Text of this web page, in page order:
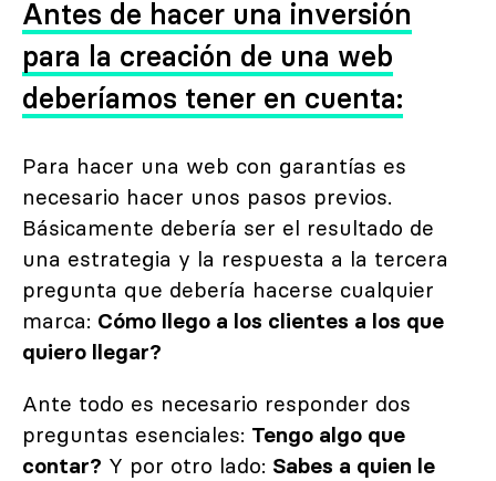
Antes de hacer una inversión
para la creación de una web
deberíamos tener en cuenta:
Para hacer una web con garantías es
necesario hacer unos pasos previos.
Básicamente debería ser el resultado de
una estrategia y la respuesta a la tercera
pregunta que debería hacerse cualquier
marca: Cómo llego a los clientes a los que
quiero llegar?
Ante todo es necesario responder dos
preguntas esenciales: Tengo algo que
contar? Y por otro lado: Sabes a quien le